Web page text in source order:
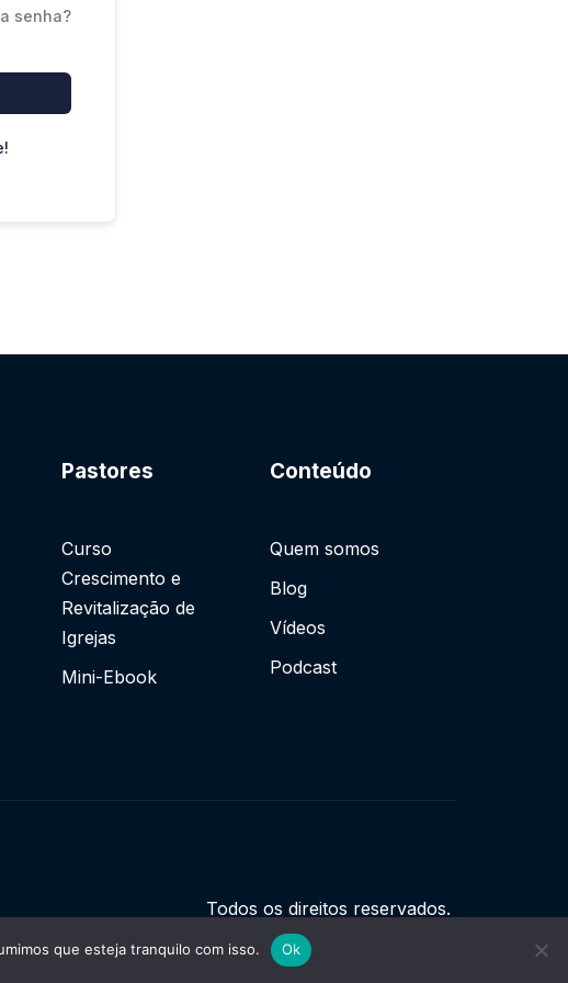
senha?
Pastores
Curso
Crescimento e
Revitalização de
Igrejas
Mini-Ebook
Conteúdo
Quem somos
Blog
Vídeos
Podcast
Todos os direitos reservados.
que esteja tranquilo com isso. Ok